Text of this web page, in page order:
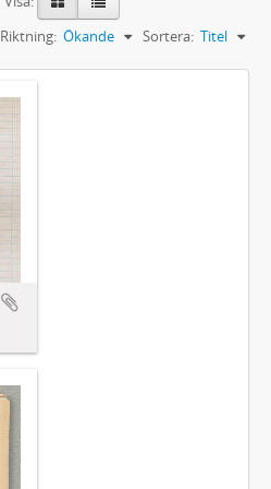
Sortera: Titel
Riktning: Ökande